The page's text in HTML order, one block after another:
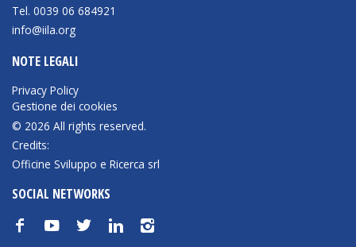
Tel. 0039 06 684921
info@iila.org
NOTE LEGALI
Privacy Policy
Gestione dei cookies
© 2026 All rights reserved.
Credits:
Officine Sviluppo e Ricerca srl
SOCIAL NETWORKS
f y t n i